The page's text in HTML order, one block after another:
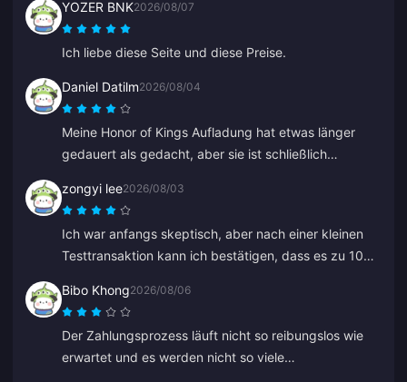
YOZER BNK2026/08/07
Ich liebe diese Seite und diese Preise.
Daniel Datilm2026/08/04
Meine Honor of Kings Aufladung hat etwas länger
gedauert als gedacht, aber sie ist schließlich
zongyi lee2026/08/03
Ich war anfangs skeptisch, aber nach einer kleinen
Testtransaktion kann ich bestätigen, dass es zu 100
Durchschnitt und es ist eine wirklich solide Plattform.
Solange die Preise so bleiben, ist das meine erste
Wahl.
Bibo Khong2026/08/06
Der Zahlungsprozess läuft nicht so reibungslos wie
erwartet und es werden nicht so viele